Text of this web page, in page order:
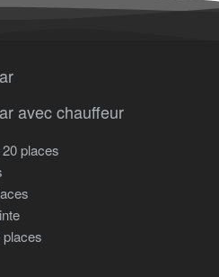
avec chauffeur
places